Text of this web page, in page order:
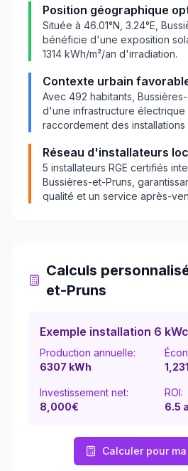
Position géographique
Située à 46.01°N, 3.24°E,
bénéficie d'une exposition
1314 kWh/m²/an d'irradiation.
Contexte urbain
Avec 492 habitants,
d'une infrastructure électrique
raccordement des installations
Réseau d'installateurs
5 installateurs RGE certifiés
Bussières-et-Pruns ,
qualité et un service après-
Calculs
et-Pruns
Exemple installation 6 kWc
Production annuelle:
6307 kWh
1,231
Investissement net:
8,000€
ROI:
6.5
Calculer pour